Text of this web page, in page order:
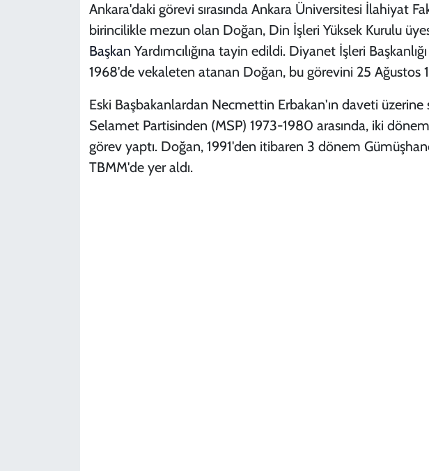
Ankara'daki görevi sırasında Ankara Üniversitesi İlahiyat
birincilikle mezun olan Doğan, Din İşleri Yüksek Kurulu
Başkan Yardımcılığına tayin edildi. Diyanet İşleri
1968'de vekaleten atanan Doğan, bu görevini 25 Ağustos
Eski Başbakanlardan Necmettin Erbakan'ın daveti
Selamet Partisinden (MSP) 1973-1980 arasında, iki
görev yaptı. Doğan, 1991'den itibaren 3 dönem
TBMM'de yer aldı.